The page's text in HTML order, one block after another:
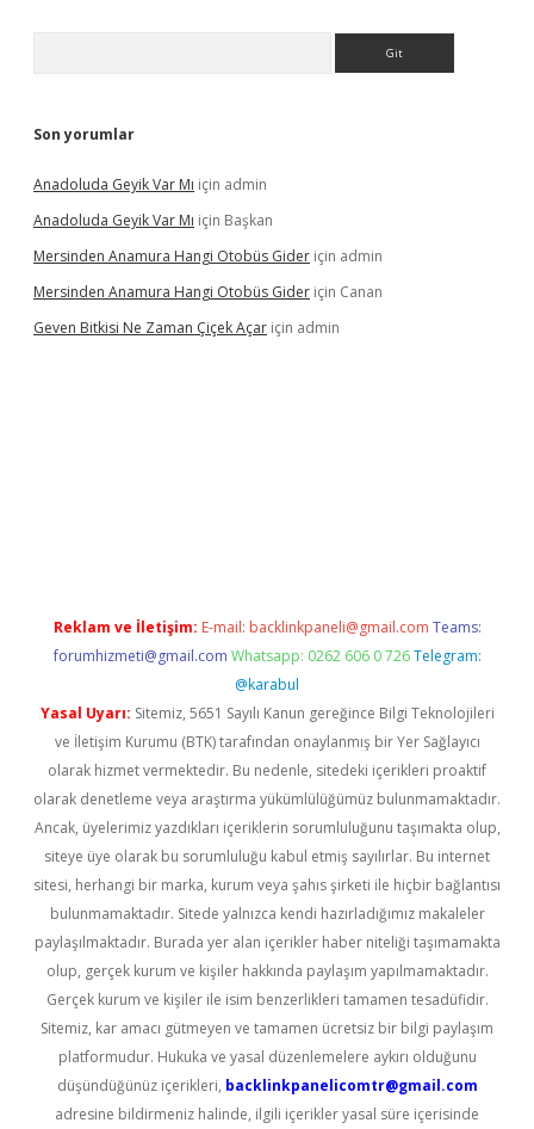
Son yorumlar
Anadoluda Geyik Var Mı için admin
Anadoluda Geyik Var Mı için Başkan
Mersinden Anamura Hangi Otobüs Gider için admin
Mersinden Anamura Hangi Otobüs Gider için Canan
Geven Bitkisi Ne Zaman Çiçek Açar için admin
Reklam ve İletişim: E-mail: backlinkpaneli@gmail.com Teams:
forumhizmeti@gmail.com Whatsapp: 0262 606 0 726 Telegram:
@karabul
Yasal Uyarı: Sitemiz, 5651 Sayılı Kanun gereğince Bilgi Teknolojileri
ve İletişim Kurumu (BTK) tarafından onaylanmış bir Yer Sağlayıcı
olarak hizmet vermektedir. Bu nedenle, sitedeki içerikleri proaktif
olarak denetleme veya araştırma yükümlülüğümüz bulunmamaktadır.
Ancak, üyelerimiz yazdıkları içeriklerin sorumluluğunu taşımakta olup,
siteye üye olarak bu sorumluluğu kabul etmiş sayılırlar. Bu internet
sitesi, herhangi bir marka, kurum veya şahıs şirketi ile hiçbir bağlantısı
bulunmamaktadır. Sitede yalnızca kendi hazırladığımız makaleler
paylaşılmaktadır. Burada yer alan içerikler haber niteliği taşımamakta
olup, gerçek kurum ve kişiler hakkında paylaşım yapılmamaktadır.
Gerçek kurum ve kişiler ile isim benzerlikleri tamamen tesadüfidir.
Sitemiz, kar amacı gütmeyen ve tamamen ücretsiz bir bilgi paylaşım
platformudur. Hukuka ve yasal düzenlemelere aykırı olduğunu
düşündüğünüz içerikleri, backlinkpanelicomtr@gmail.com
adresine bildirmeniz halinde, ilgili içerikler yasal süre içerisinde